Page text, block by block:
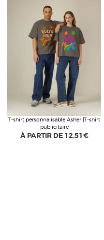
T-shirt personnalisable Asher |T-shirt
publicitaire
À PARTIR DE 12,51€